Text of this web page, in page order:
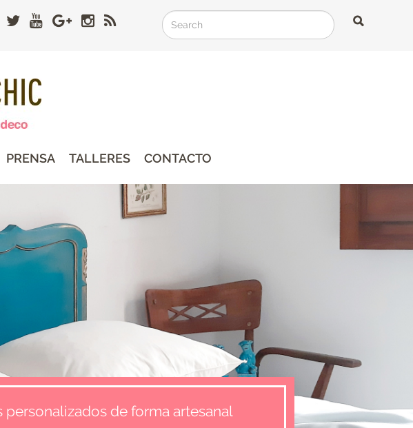
Search
Search
Search
PRENSA TALLERES CONTACTO
de forma artesanal